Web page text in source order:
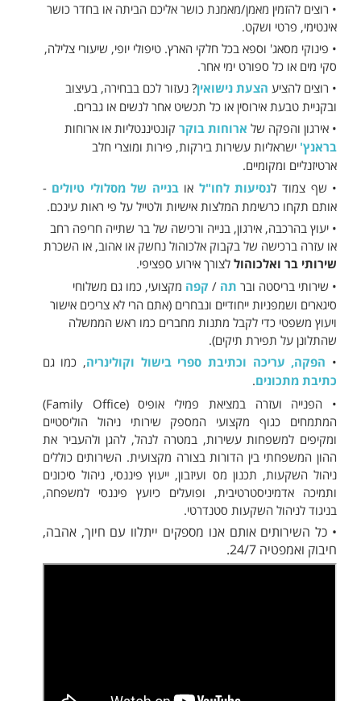
• רוצים להזמין מאמן/מאמנת כושר אליכם הביתה או בחדר כושר
אינטימי, פרטי ושקט.
• פינוקי מסאג' וספא בכל חלקי הארץ. טיפולי יופי, שיעורי צלילה,
סקי מים או כל ספורט ימי אחר.
• רוצים להציע הצעת נישואין? נעזור לכם בבחירה, בעיצוב
ובקניית טבעת אירוסין או כל תכשיט אחר לנשים או גברים.
• אירגון והפקה של ארוחות בוקר קונטיננטליות או ארוחות
בראנץ' ישראליות עשירות בירקות, פירות ומוצרי חלב
ארטיזנליים ומקומיים.
• שף צמוד לנסיעות לחו"ל אובנייה של מסלולי טיולים -
אותם תקחו כרשימת המלצות אישיות ולטייל על פי ראות עינכם.
• יעוץ בהרכבה, אירגון, בנייה ורכישה של בר שתייה חריפה רחב
או עזרה ברכישה של בקבוק אלכוהול נחשק או אהוב, או השכרת
שירותי בר ואלכוהול לצורך אירוע ספציפי.
• שירותי בריסטה ובר תה / קפה מקצועי, כמו גם משלוחי
סיגארים ושמפניות ייחודיים ונבחרים (אתם הרי לא צריכים אישור
ויעוץ משפטי כדי לקבל מתנות מחברים כמו ראש הממשלה
שהתלונן על תפירת תיקים).
• הפקה, עריכה וכתיבת ספרי בישול וקולינריה, כמו גם
כתיבת מתכונים.
• הפנייה ועזרה במציאת פמילי אופיס (Family Office)
המתמחים כגוף מקצועי המספק שירותי ניהול הוליסטיים
ומקיפים למשפחות עשירות, במטרה לנהל, להגן ולהעביר את
ההון המשפחתי בין הדורות בצורה מקצועית. השירותים כוללים
ניהול השקעות, תכנון מס ועיזבון, ייעוץ פיננסי, ניהול סיכונים
ותמיכה אדמיניסטרטיבית, ופועלים כיועץ פיננסי למשפחה,
בניגוד לניהול השקעות סטנדרטי.
• כל השירותים אותם אנו מספקים ייתלוו עם חיוך, אהבה,
חיבוק ואמפטיה 24/7.